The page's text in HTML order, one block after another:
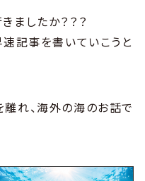
ましたか？？？
速記事を書いていこうと
れ、海外の海のお話で